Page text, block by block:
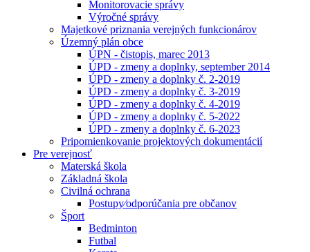
Monitorovacie správy
Výročné správy
Majetkové priznania verejných funkcionárov
Územný plán obce
ÚPN - čistopis, marec 2013
ÚPD - zmeny a doplnky, september 2014
ÚPD - zmeny a doplnky č. 2-2019
ÚPD - zmeny a doplnky č. 3-2019
ÚPD - zmeny a doplnky č. 4-2019
ÚPD - zmeny a doplnky č. 5-2022
ÚPD - zmeny a doplnky č. 6-2023
Pripomienkovanie projektových dokumentácií
Pre verejnosť
Materská škola
Základná škola
Civilná ochrana
Postupy⁄odporúčania pre občanov
Šport
Bedminton
Futbal